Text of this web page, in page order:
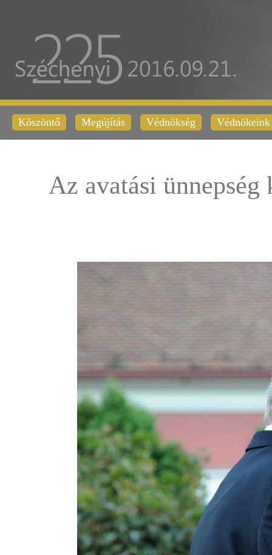
Köszöntő Megújítás Védnökség Védnökeink
Az avatási ünnepség